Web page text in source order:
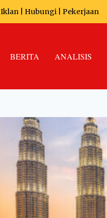
Iklan Hubungi Pekerjaan
BERITA ANALISIS